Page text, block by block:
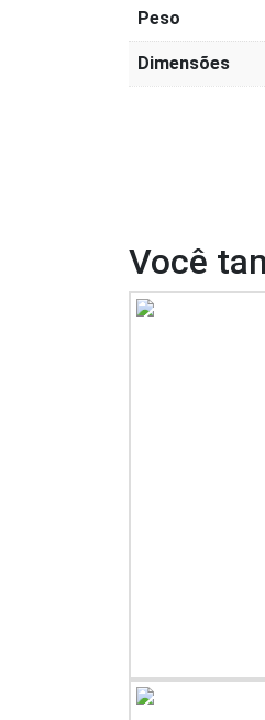
Peso
Dimensões
Você